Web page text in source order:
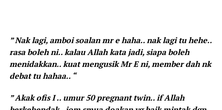
” Nak lagi, amboi soalan mr e haha.. nak lagi tu hehe..
rasa boleh ni.. kalau Allah kata jadi, siapa boleh
menidakkan.. kuat mengusik Mr E ni, member dah nk
debat tu hahaa.. “
” Akak ofis I .. umur 50 pregnant twin.. if Allah